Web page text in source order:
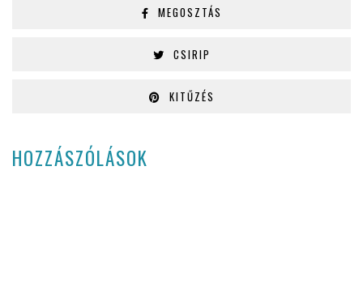
MEGOSZTÁS
CSIRIP
KITŰZÉS
HOZZÁSZÓLÁSOK